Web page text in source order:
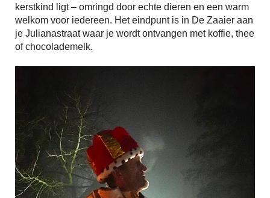
kerstkind ligt – omringd door echte dieren en een warm
welkom voor iedereen. Het eindpunt is in De Zaaier aan
je Julianastraat waar je wordt ontvangen met koffie, thee
of chocolademelk.